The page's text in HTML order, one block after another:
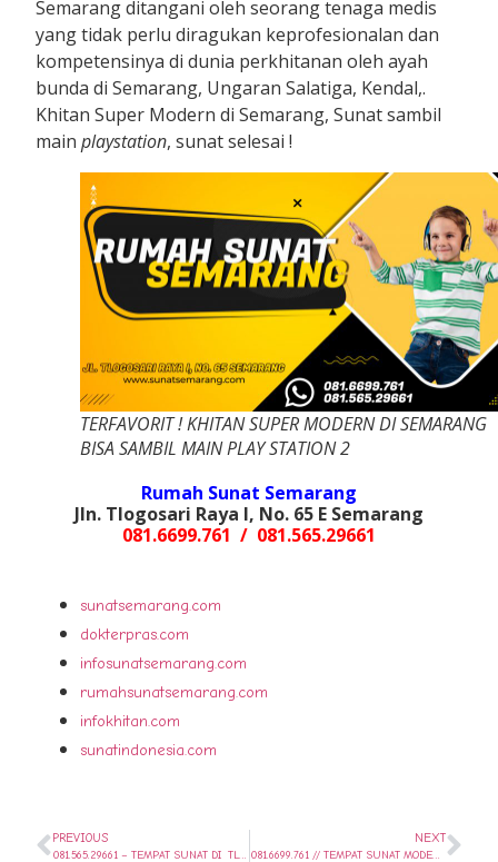
Semarang ditangani oleh seorang tenaga medis
yang tidak perlu diragukan keprofesionalan dan
kompetensinya di dunia perkhitanan oleh ayah
bunda di Semarang, Ungaran Salatiga, Kendal,.
Khitan Super Modern di Semarang, Sunat sambil
mainplaystation, sunat selesai !
TERFAVORIT ! KHITAN SUPER MODERN DI SEMARANG
BISA SAMBIL MAIN PLAY STATION 2
Rumah Sunat Semarang
Jln. Tlogosari Raya I, No. 65 E Semarang
081.6699.761 / 081.565.29661
sunatsemarang.com
dokterpras.com
infosunatsemarang.com
rumahsunatsemarang.com
infokhitan.com
sunatindonesia.com
PREVIOUS NEXT
081.6699.761 // TEMPAT SUNAT MODERN BAYI, ANAK, DAN DEWASA TERPERCAYA DI SEMARANG // Jl. Tlogosari Raya I, No. 65 Semarang